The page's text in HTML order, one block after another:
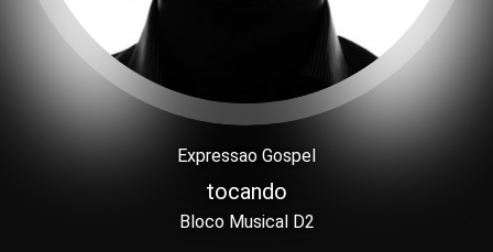
Expressao Gospel
tocando
Bloco Musical D2